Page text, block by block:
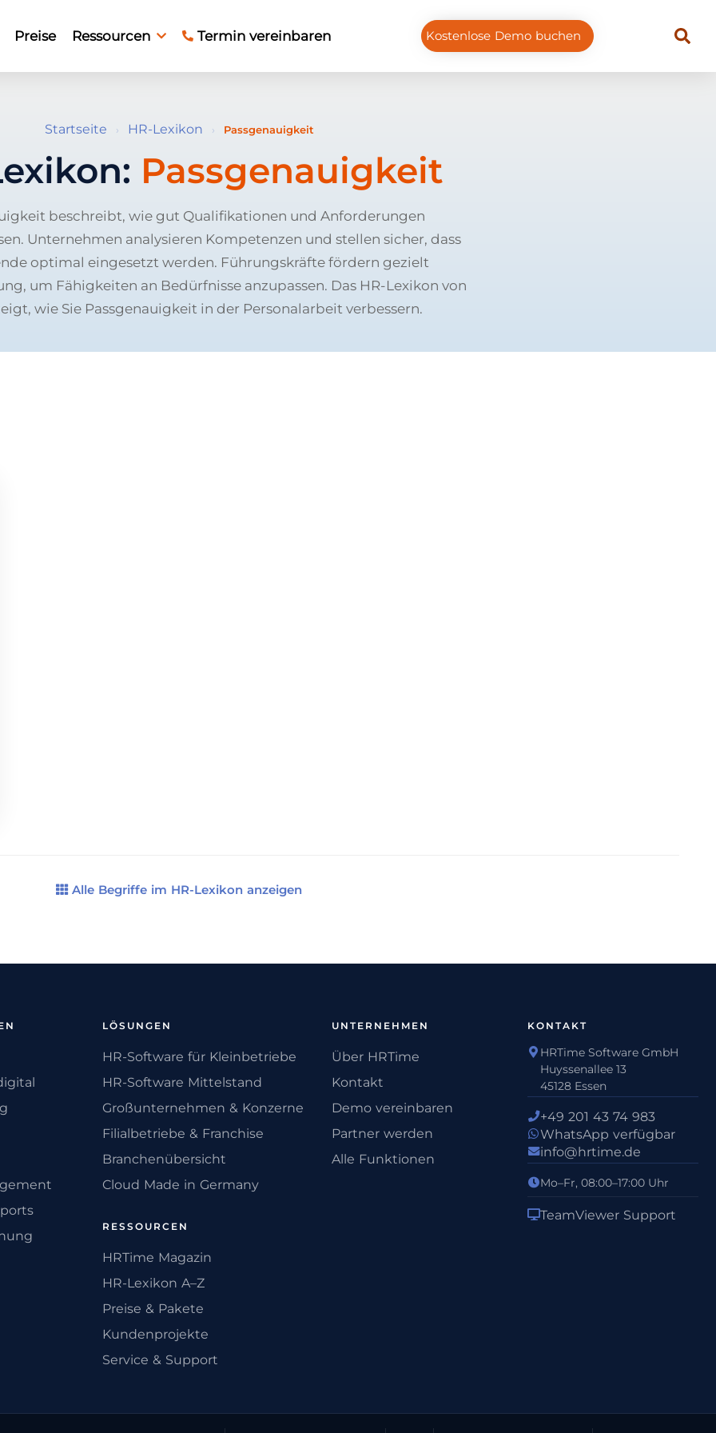
Preise Ressourcen Termin vereinbaren Kostenlose Demo buchen
Startseite › HR-Lexikon › Passgenauigkeit
Passgenauigkeit
beschreibt, wie gut Qualifikationen und Anforderungen
Unternehmen analysieren Kompetenzen und stellen sicher, dass
optimal eingesetzt werden. Führungskräfte fördern gezielt
um Fähigkeiten an Bedürfnisse anzupassen. Das HR-Lexikon von
wie Sie Passgenauigkeit in der Personalarbeit verbessern.
Alle Begriffe im HR-Lexikon anzeigen
LÖSUNGEN
HR-Software für Kleinbetriebe
HR-Software Mittelstand
Großunternehmen & Konzerne
Filialbetriebe & Franchise
Branchenübersicht
Cloud Made in Germany
RESSOURCEN
HRTime Magazin
HR-Lexikon A–Z
Preise & Pakete
Kundenprojekte
Service & Support
UNTERNEHMEN
Über HRTime
Kontakt
Demo vereinbaren
Partner werden
Alle Funktionen
KONTAKT
HRTime Software GmbH
Huyssenallee 13
45128 Essen
+49 201 43 74 983
WhatsApp verfügbar
info@hrtime.de
Mo–Fr, 08:00–17:00 Uhr
TeamViewer Support